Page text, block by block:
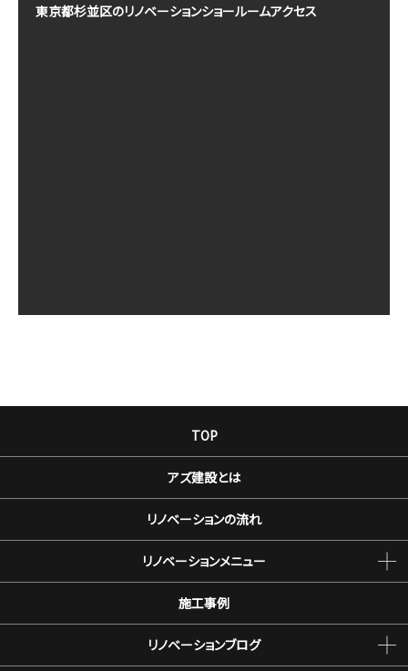
東京都杉並区のリノベーションショールームアクセス
TOP
アズ建設とは
リノベーションの流れ
リノベーションメニュー
施工事例
リノベーションブログ